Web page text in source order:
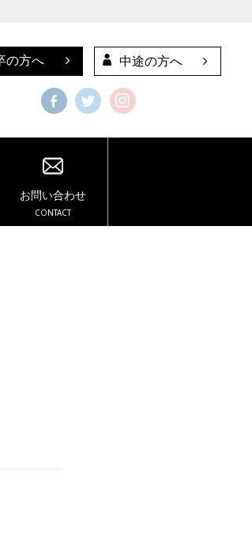
の方へ 中途の方へ
お問い合わせ
CONTACT